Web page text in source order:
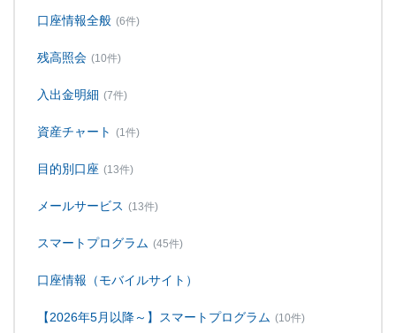
口座情報全般 (6件)
残高照会 (10件)
入出金明細 (7件)
資産チャート (1件)
目的別口座 (13件)
メールサービス (13件)
スマートプログラム (45件)
口座情報（モバイルサイト）
【2026年5月以降～】スマートプログラム (10件)